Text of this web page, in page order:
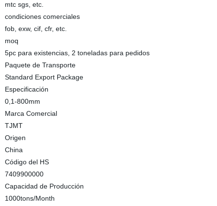
mtc sgs, etc.
condiciones comerciales
fob, exw, cif, cfr, etc.
moq
5pc para existencias, 2 toneladas para pedidos
Paquete de Transporte
Standard Export Package
Especificación
0,1-800mm
Marca Comercial
TJMT
Origen
China
Código del HS
7409900000
Capacidad de Producción
1000tons/Month